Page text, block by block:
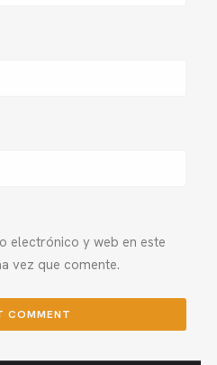
electrónico y web en este
vez que comente.